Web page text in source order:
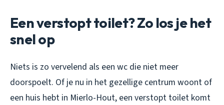
Een verstopt toilet? Zo los je het
snel op
Niets is zo vervelend als een wc die niet meer
doorspoelt. Of je nu in het gezellige centrum woont of
een huis hebt in Mierlo-Hout, een verstopt toilet komt